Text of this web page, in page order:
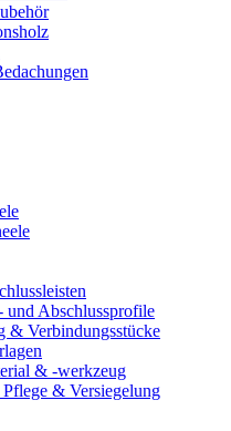
und Abschlussprofile
& Verbindungsstücke
& -werkzeug
& Versiegelung